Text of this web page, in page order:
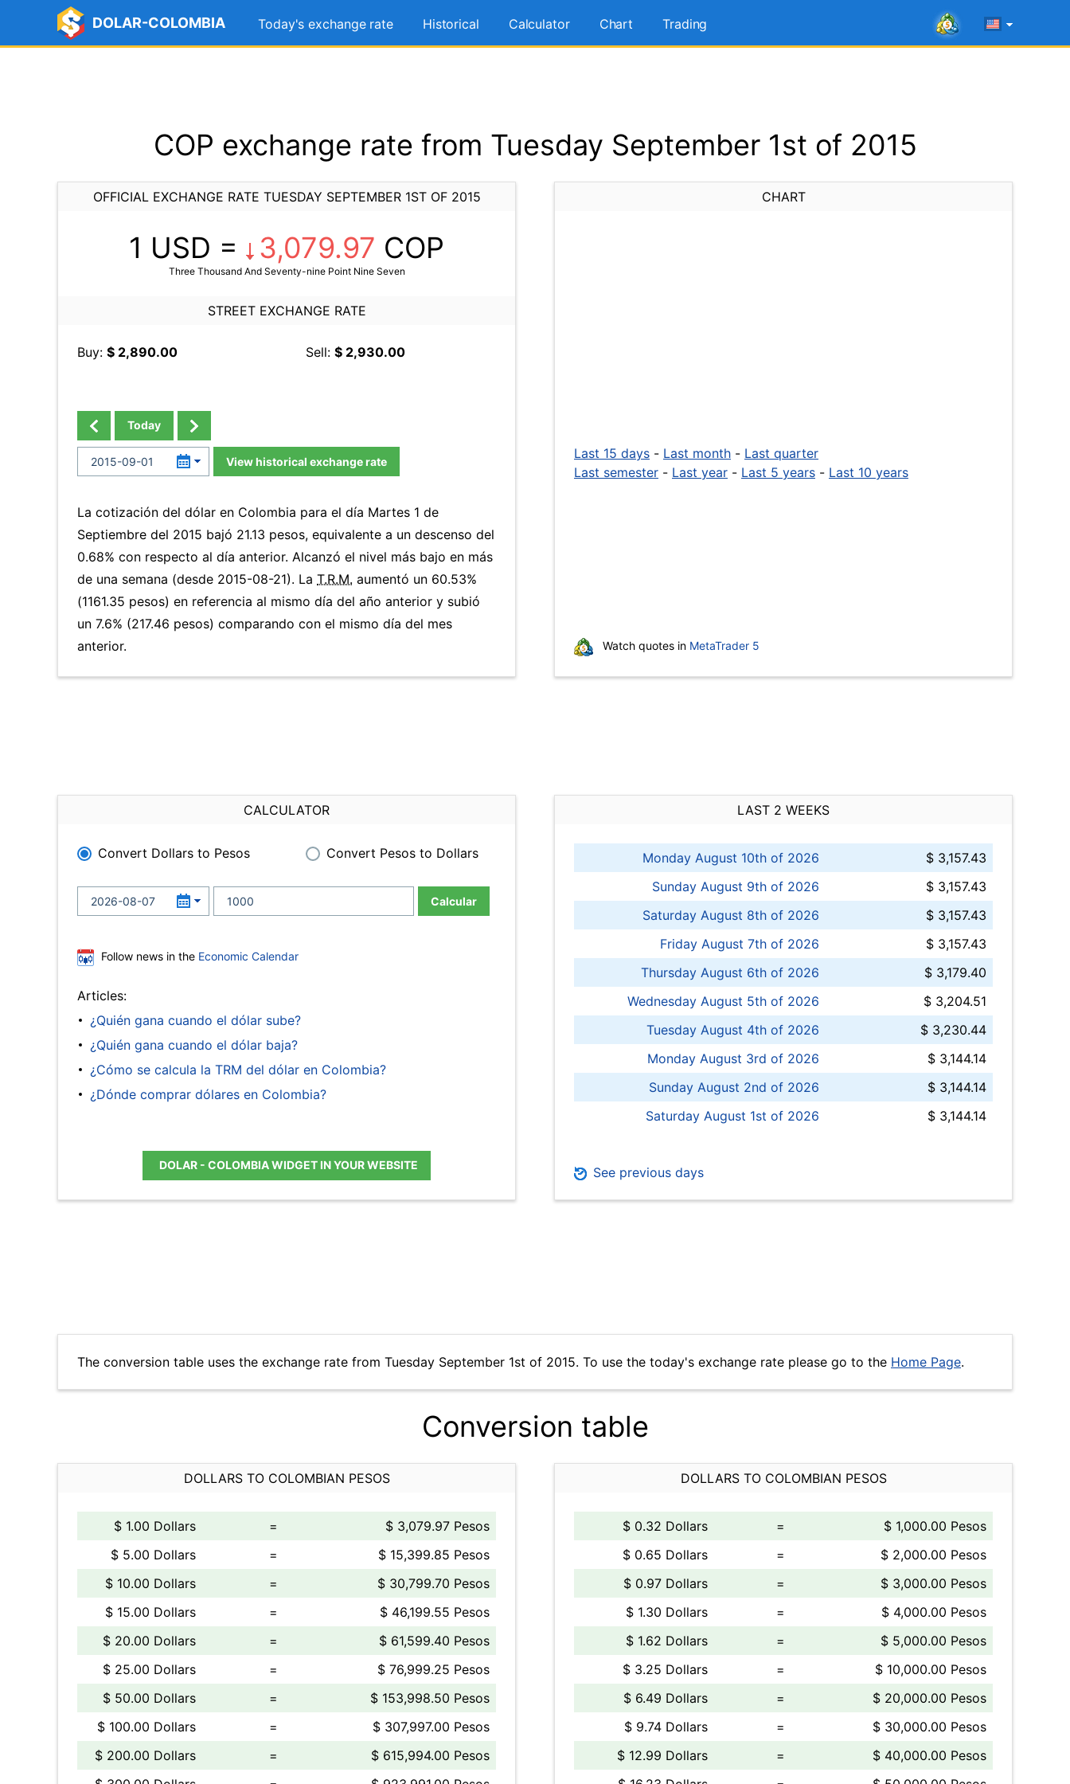
DOLAR-COLOMBIA Today's exchange rate Historical Calculator Chart Trading
COP exchange rate from Tuesday September 1st of 2015
OFFICIAL EXCHANGE RATE TUESDAY SEPTEMBER 1ST OF 2015
1 USD = 3,079.97 COP
Three Thousand And Seventy-nine Point Nine Seven
STREET EXCHANGE RATE
Buy: $ 2,890.00 Sell: $ 2,930.00
Today
View historical exchange rate
La cotización del dólar en Colombia para el día Martes 1 de
Septiembre del 2015 bajó 21.13 pesos, equivalente a un descenso del
0.68% con respecto al día anterior. Alcanzó el nivel más bajo en más
de una semana (desde 2015-08-21). La T.R.M. aumentó un 60.53%
(1161.35 pesos) en referencia al mismo día del año anterior y subió
un 7.6% (217.46 pesos) comparando con el mismo día del mes
anterior.
CHART
Last 15 days - Last month - Last quarter
Last semester - Last year - Last 5 years - Last 10 years
Watch quotes in MetaTrader 5
CALCULATOR
Convert Dollars to Pesos Convert Pesos to Dollars
Calcular
Follow news in the Economic Calendar
Articles:
¿Quién gana cuando el dólar sube?
¿Quién gana cuando el dólar baja?
¿Cómo se calcula la TRM del dólar en Colombia?
¿Dónde comprar dólares en Colombia?
DOLAR - COLOMBIA WIDGET IN YOUR WEBSITE
LAST 2 WEEKS
Monday August 10th of 2026
$ 3,157.43
Sunday August 9th of 2026
$ 3,157.43
Saturday August 8th of 2026
$ 3,157.43
Friday August 7th of 2026
$ 3,157.43
Thursday August 6th of 2026
$ 3,179.40
Wednesday August 5th of 2026
$ 3,204.51
Tuesday August 4th of 2026
$ 3,230.44
Monday August 3rd of 2026
$ 3,144.14
Sunday August 2nd of 2026
$ 3,144.14
Saturday August 1st of 2026
$ 3,144.14
See previous days
The conversion table uses the exchange rate from Tuesday September 1st of 2015. To use the today's exchange rate please go to the Home Page.
Conversion table
DOLLARS TO COLOMBIAN PESOS
$ 1.00 Dollars =
$ 3,079.97 Pesos
$ 5.00 Dollars
=
$ 15,399.85 Pesos
$ 10.00 Dollars
=
$ 30,799.70 Pesos
$ 15.00 Dollars
=
$ 46,199.55 Pesos
$ 20.00 Dollars
=
$ 61,599.40 Pesos
$ 25.00 Dollars
=
$ 76,999.25 Pesos
$ 50.00 Dollars
=
$ 153,998.50 Pesos
$ 100.00 Dollars
=
$ 307,997.00 Pesos
$ 200.00 Dollars
=
$ 615,994.00 Pesos
DOLLARS TO COLOMBIAN PESOS
$ 0.32 Dollars =
$ 1,000.00 Pesos
$ 0.65 Dollars
=
$ 2,000.00 Pesos
$ 0.97 Dollars
=
$ 3,000.00 Pesos
$ 1.30 Dollars
=
$ 4,000.00 Pesos
$ 1.62 Dollars
=
$ 5,000.00 Pesos
$ 3.25 Dollars
=
$ 10,000.00 Pesos
$ 6.49 Dollars
=
$ 20,000.00 Pesos
$ 9.74 Dollars
=
$ 30,000.00 Pesos
$ 12.99 Dollars
=
$ 40,000.00 Pesos